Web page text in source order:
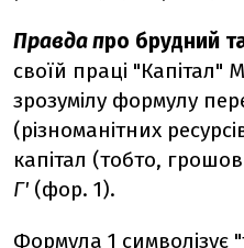
Правда про брудний
своїй праці "Капітал"
зрозумілу формулу
(різноманітних
капітал (тобто,
Г' (фор. 1).
Формула 1 символізує